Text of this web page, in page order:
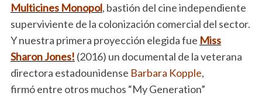
Multicines Monopol, bastión del cine independiente
superviviente de la colonización comercial del sector.
Y nuestra primera proyección elegida fue Miss
Sharon Jones! (2016) un documental de la veterana
directora estadounidense Barbara Kopple,
firmó entre otros muchos “My Generation”